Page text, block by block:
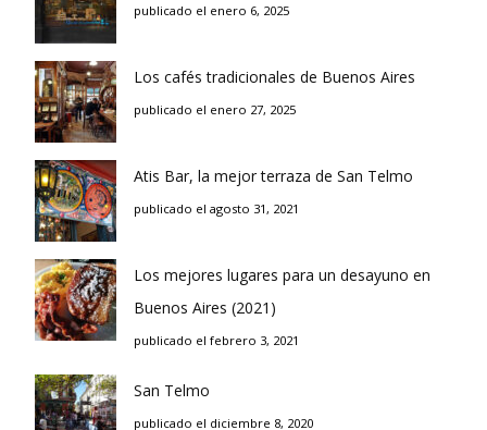
publicado el enero 6, 2025
Los cafés tradicionales de Buenos Aires
publicado el enero 27, 2025
Atis Bar, la mejor terraza de San Telmo
publicado el agosto 31, 2021
Los mejores lugares para un desayuno en
Buenos Aires (2021)
publicado el febrero 3, 2021
San Telmo
publicado el diciembre 8, 2020